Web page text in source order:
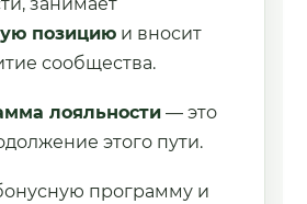
занимает
позицию и вносит
сообщества.
лояльности — это
этого пути.
программу и